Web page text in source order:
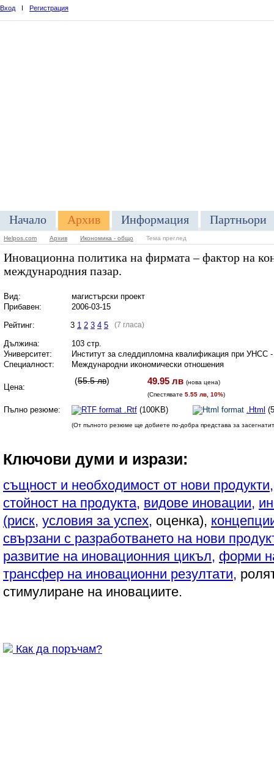
Вход I Регистрация
Начало Архив Информация Партньори
Helpos.com Архив Икономика - общо Тема преглед
Иновационна политика на фирмата – фактор на
международния пазар.
Вид:
магистърски проект
Прибавен:
2006-03-15
Рейтинг:
3 1 2 3 4 5 (7 гласа)
Дължина:
103 стр.
Университет:
Институт за следдипломна квалификация при УНСС
Специалност:
Международни икономически отношения
Цена:
(55.5 лв) 49.95 лв (нова цена)
(Спестявате 5.55 лв, 10%)
Пълно резюме: .Rtf (100KB) .Html
(От пълното резюме ще добиете по-добра представа за
Ключови думи и изрази:
същност и необходимост от нови продукти,
стойност на продукта, видове иновации,
(риск, условия за успех, оценка),
свързани с разработването на нови
развитие на иновационния цикъл, форми
трансфер на иновационни резултати,
стимулиране на иновациите.
Как да поръчам?